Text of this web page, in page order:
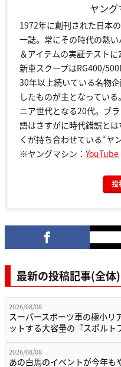
ヤン
1972年に創刊された日本
一誌。常にその時代の熱
＆アイテムの実証テスト
新車スクープはRG400/
30年以上続いている名物
したものが主となってい
ニア世代となる20代。ブ
語はさすがに時代錯誤と
くが持ち合わせている“ヤ
※ヤングマシン： YouTube
投
最新の投稿記事(全体)
2026/08/08
スーパースポーツ車の極小リ
ットする大容量の『スポル
2026/08/08
あの白馬のイベントが今年も